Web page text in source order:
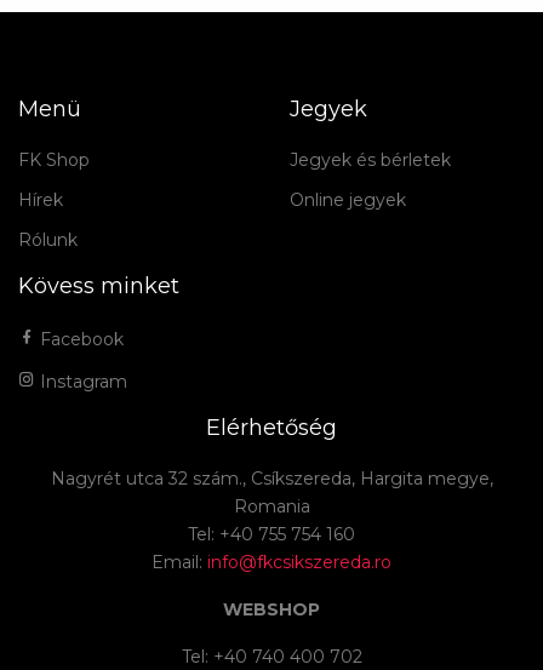
Menü
FK Shop
Hírek
Rólunk
Jegyek
Jegyek és bérletek
Online jegyek
Kövess minket
Facebook
Instagram
Elérhetőség
Nagyrét utca 32 szám., Csíkszereda, Hargita megye,
Romania
Tel: +40 755 754 160
Email: info@fkcsikszereda.ro
WEBSHOP
Tel: +40 740 400 702